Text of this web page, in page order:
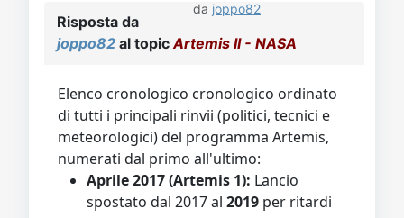
da joppo82
Risposta da
joppo82 al topic Artemis II - NASA
Elenco cronologico cronologico ordinato
di tutti i principali rinvii (politici, tecnici e
meteorologici) del programma Artemis,
numerati dal primo all'ultimo:
Aprile 2017 (Artemis 1): Lancio
spostato dal 2017 al 2019 per ritardi